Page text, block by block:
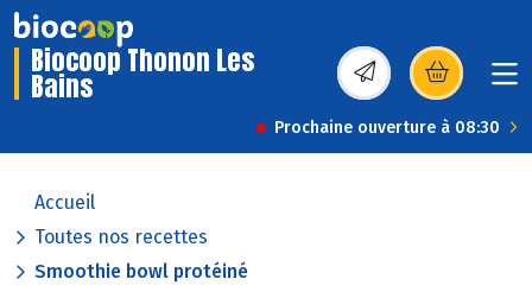
Biocoop Thonon Les
Bains (s’ouvre dans une
Prochaine ouverture à 08:30
Accueil
Toutes nos recettes
Smoothie bowl protéiné